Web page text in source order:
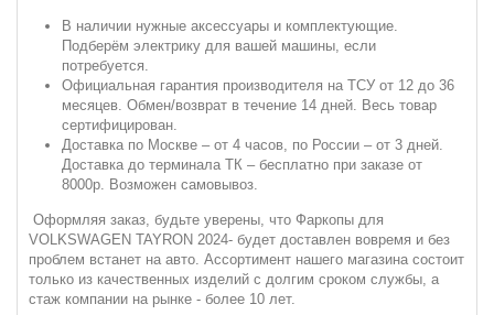
В наличии нужные аксессуары и комплектующие.
Подберём электрику для вашей машины, если
потребуется.
Официальная гарантия производителя на ТСУ от 12 до 36
месяцев. Обмен/возврат в течение 14 дней. Весь товар
сертифицирован.
Доставка по Москве – от 4 часов, по России – от 3 дней.
Доставка до терминала ТК – бесплатно при заказе от
8000р. Возможен самовывоз.
Оформляя заказ, будьте уверены, что Фаркопы для
VOLKSWAGEN TAYRON 2024- будет доставлен вовремя и без
проблем встанет на авто. Ассортимент нашего магазина состоит
только из качественных изделий с долгим сроком службы, а
стаж компании на рынке - более 10 лет.